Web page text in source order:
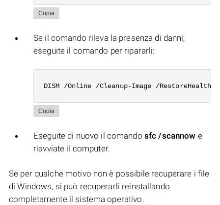
Copia
Se il comando rileva la presenza di danni,
eseguite il comando per ripararli:
DISM /Online /Cleanup-Image /RestoreHealth
Copia
Eseguite di nuovo il comando sfc /scannow e
riavviate il computer.
Se per qualche motivo non è possibile recuperare i file
di Windows, si può recuperarli reinstallando
completamente il sistema operativo.